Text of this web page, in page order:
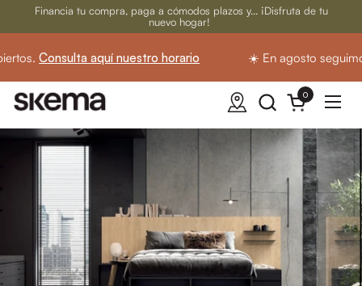
Ir al contenido
Financia tu compra, paga a cómodos plazos y... ¡Disfruta de tu
nuevo hogar!
Consulta aquí nuestro horario ☀️ En agosto
Abrir carrito
0
Abrir